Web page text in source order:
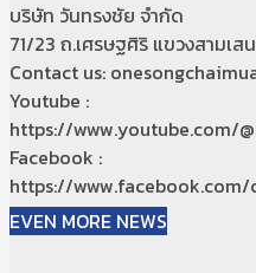
บริษัท วันทรงชัย จำกัด
71/23 ถ.เศรษฐศิริ แขวงสามเ
Contact us:
Youtube :
https://www.youtube.com/
Facebook :
https://www.facebook.com/
EVEN MORE NEWS